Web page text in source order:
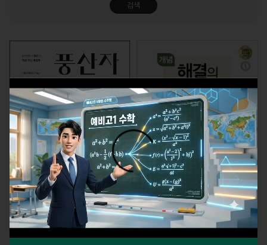
검색
2015개정 풍산자 기하 개념 해결의 법칙 확률과 통계